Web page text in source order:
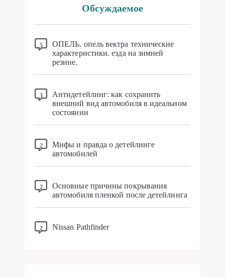
ОПЕЛЬ. опель вектра технические
характеристики. езда на зимней
резине.
Антидетейлинг: как сохранить
внешний вид автомобиля в идеальном
состоянии
Мифы и правда о детейлинге
автомобилей
2
Основные причины покрывания
автомобиля пленкой после детейлинга
2 Nissan Pathfinder